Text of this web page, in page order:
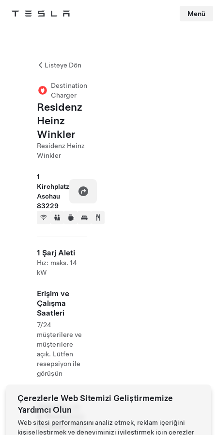
Tesla Menü
Listeye Dön
Destination
Charger
Residenz
Heinz
Winkler
Residenz Heinz
Winkler
1
Kirchplatz
Aschau
83229
1 Şarj Aleti
Hız: maks. 14
kW
Erişim ve
Çalışma
Saatleri
7/24
müşterilere ve
müşterilere
açık. Lütfen
resepsiyon ile
görüşün
Website
Number
+49
17990
Çerezlerle Web Sitemizi Geliştirmemize
Yardımcı Olun
Web sitesi performansını analiz etmek, reklam içeriğini
kişiselleştirmek ve deneyiminizi iyileştirmek için çerezler